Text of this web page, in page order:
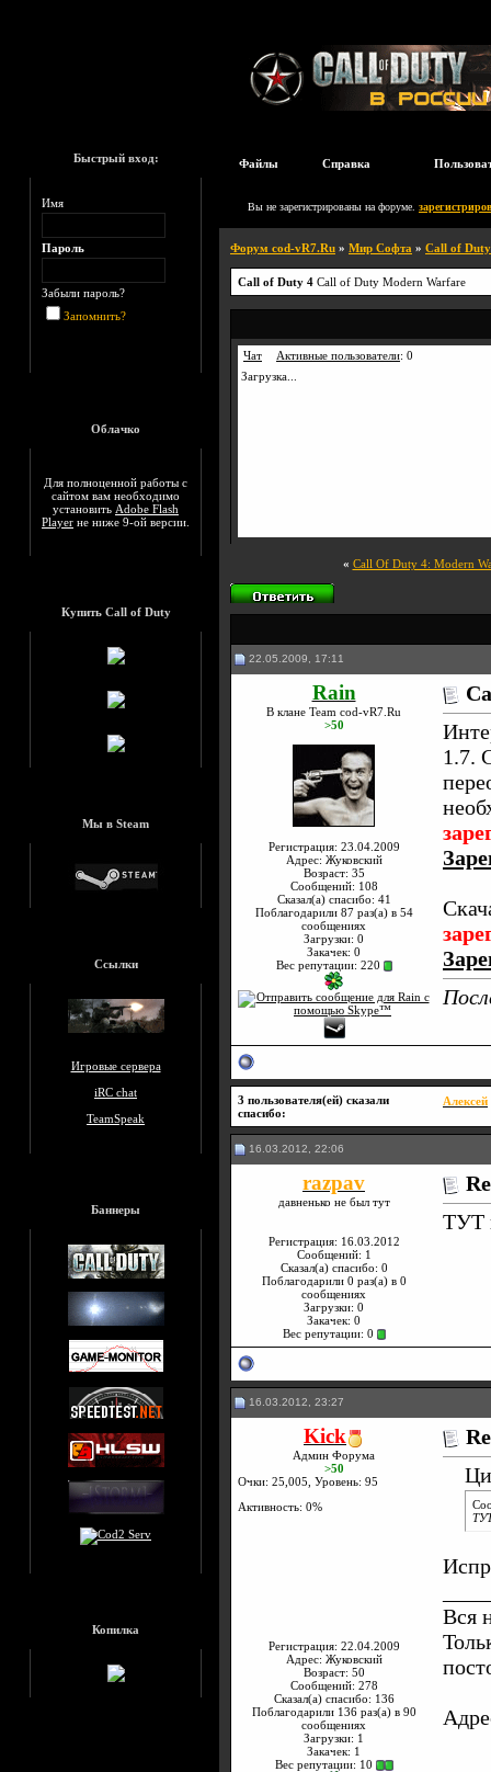
Быстрый вход:
Имя
Пароль
Забыли пароль?
Запомнить?
Облачко
Для полноценной работы с
сайтом вам необходимо
установить Adobe Flash
Player не ниже 9-ой версии.
Купить Call of Duty
Мы в Steam
Ссылки
Игровые сервера
iRC chat
TeamSpeak
Баннеры
Копилка
Файлы Справка
Вы не зарегистрированы на форуме.
Форум cod-vR7.Ru » Мир Софта » Call of
Call of Duty 4 Call of Duty Modern Warfare
Чат Активные пользователи: 0
Загрузка...
« Call Of Duty 4: Modern
22.05.2009, 17:11
Rain
В клане Team cod-vR7.Ru
>50
Регистрация: 23.04.2009
Адрес: Жуковский
Возраст: 35
Сообщений: 108
Сказал(а) спасибо: 41
Поблагодарили 87 раз(а) в 54
сообщениях
Загрузки: 0
Закачек: 0
Вес репутации: 220
1.7.
3 пользователя(ей) сказали
cпасибо:
Алексей
16.03.2012, 22:06
razpav
давненько не был тут
Регистрация: 16.03.2012
Сообщений: 1
Сказал(а) спасибо: 0
Поблагодарили 0 раз(а) в 0
сообщениях
Загрузки: 0
Закачек: 0
Вес репутации: 0
ТУТ
16.03.2012, 23:27
Kick
Админ Форума
>50
Очки: 25,005, Уровень: 95
Активность: 0%
Регистрация: 22.04.2009
Адрес: Жуковский
Возраст: 50
Сообщений: 278
Сказал(а) спасибо: 136
Поблагодарили 136 раз(а) в 90
сообщениях
Загрузки: 1
Закачек: 1
Вес репутации: 10
Вся